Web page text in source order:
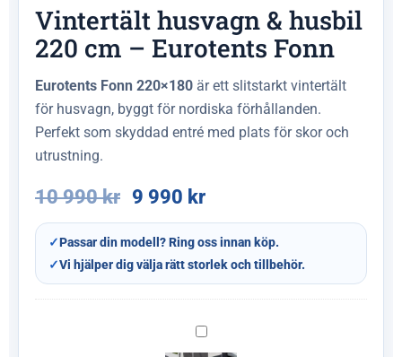
Vintertält husvagn & husbil
220 cm – Eurotents Fonn
Eurotents Fonn 220×180 är ett slitstarkt vintertält
för husvagn, byggt för nordiska förhållanden.
Perfekt som skyddad entré med plats för skor och
utrustning.
10 990kr 9 990 kr
✓Passar din modell? Ring oss innan köp.
✓Vi hjälper dig välja rätt storlek och tillbehör.
Eurotents
Stormband